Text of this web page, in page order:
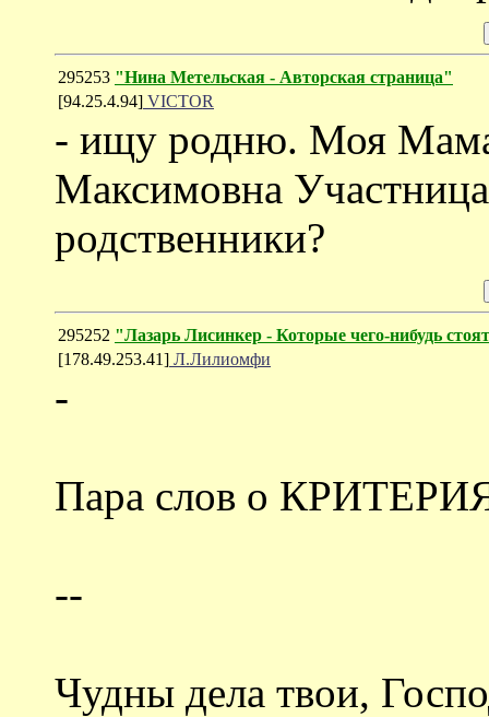
295253 "Нина Метельская - Авторская страница"
[94.25.4.94] VICTOR
- ищу родню. Моя Мама
Максимовна
родственники?
295252 "Лазарь Лисинкер - Которые чего-нибудь
[178.49.253.41] Л.Лилиомфи
-
Пара слов о
--
Чудны дела твои,